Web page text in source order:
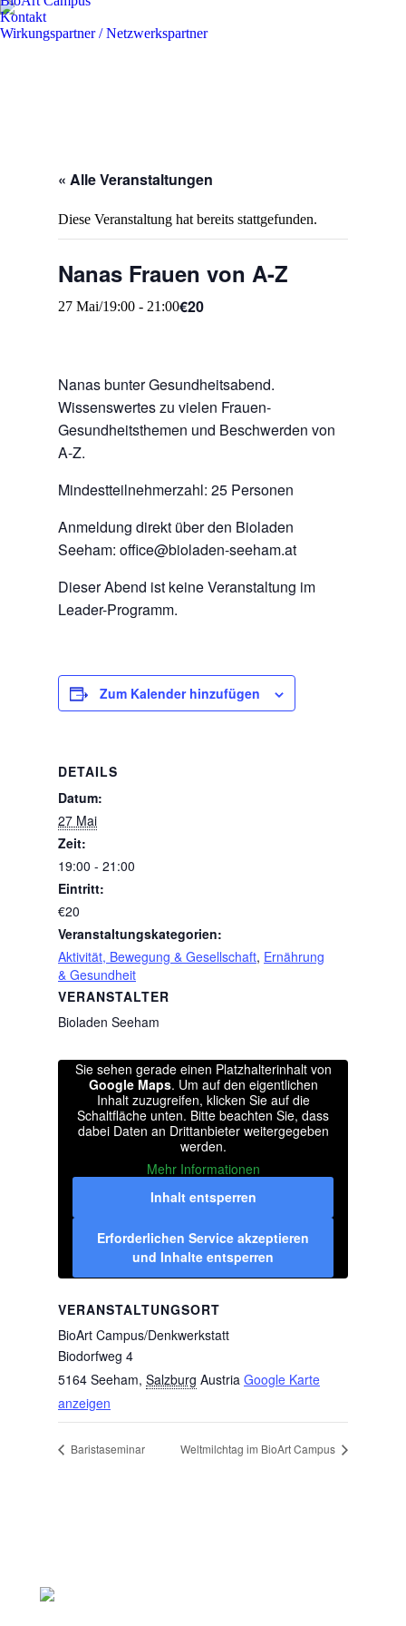
Kontakt
Wirkungspartner / Netzwerkspartner
« Alle Veranstaltungen
Diese Veranstaltung hat bereits stattgefunden.
Nanas Frauen von A-Z
27 Mai/19:00 - 21:00€20
Nanas bunter Gesundheitsabend.
Wissenswertes zu vielen Frauen-
Gesundheitsthemen und Beschwerden von
A-Z.
Mindestteilnehmerzahl: 25 Personen
Anmeldung direkt über den Bioladen
Seeham: office@bioladen-seeham.at
Dieser Abend ist keine Veranstaltung im
Leader-Programm.
Zum Kalender hinzufügen
DETAILS
Datum:
27 Mai
Zeit:
19:00 - 21:00
Eintritt:
€20
Veranstaltungskategorien:
Aktivität, Bewegung & Gesellschaft, Ernährung
& Gesundheit
VERANSTALTER
Bioladen Seeham
VERANSTALTUNGSORT
BioArt Campus/Denkwerkstatt
Biodorfweg 4
5164 Seeham, Salzburg Austria Google Karte
anzeigen
Sie sehen gerade einen Platzhalterinhalt von
Google Maps. Um auf den eigentlichen
Inhalt zuzugreifen, klicken Sie auf die
Schaltfläche unten. Bitte beachten Sie, dass
dabei Daten an Drittanbieter weitergegeben
werden.
Mehr Informationen
Inhalt entsperren
Erforderlichen Service akzeptieren
und Inhalte entsperren
Baristaseminar Weltmilchtag im BioArt Campus